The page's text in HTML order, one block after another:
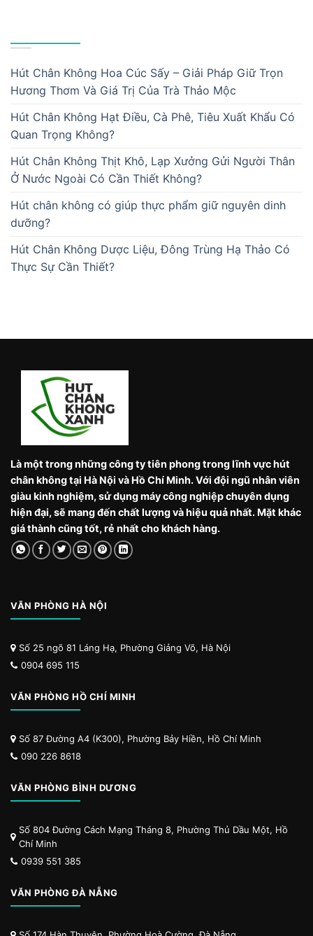
Hút Chân Không Hoa Cúc Sấy – Giải Pháp Giữ Trọn
Hương Thơm Và Giá Trị Của Trà Thảo Mộc
Hút Chân Không Hạt Điều, Cà Phê, Tiêu Xuất Khẩu Có
Quan Trọng Không?
Hút Chân Không Thịt Khô, Lạp Xưởng Gửi Người Thân
Ở Nước Ngoài Có Cần Thiết Không?
Hút chân không có giúp thực phẩm giữ nguyên dinh
dưỡng?
Hút Chân Không Dược Liệu, Đông Trùng Hạ Thảo Có
Thực Sự Cần Thiết?
Là một trong những công ty tiên phong trong lĩnh vực hút
chân không tại Hà Nội và Hồ Chí Minh. Với đội ngũ nhân viên
giàu kinh nghiệm, sử dụng máy công nghiệp chuyên dụng
hiện đại, sẽ mang đến chất lượng và hiệu quả nhất. Mặt khác
giá thành cũng tốt, rẻ nhất cho khách hàng.
VĂN PHÒNG HÀ NỘI
Số 25 ngõ 81 Láng Hạ, Phường Giảng Võ, Hà Nội
0904 695 115
VĂN PHÒNG HỒ CHÍ MINH
Số 87 Đường A4 (K300), Phường Bảy Hiền, Hồ Chí Minh
090 226 8618
VĂN PHÒNG BÌNH DƯƠNG
Số 804 Đường Cách Mạng Tháng 8, Phường Thủ Dầu Một, Hồ
Chí Minh
0939 551 385
VĂN PHÒNG ĐÀ NẴNG